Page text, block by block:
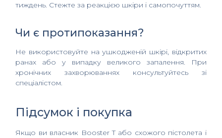
тиждень. Стежте за реакцією шкіри і самопочуттям.
Чи є протипоказання?
Не використовуйте на ушкодженій шкірі, відкритих
ранах або у випадку великого запалення. При
хронічних захворюваннях консультуйтесь зі
спеціалістом.
Підсумок і покупка
Якщо ви власник Booster T або схожого пістолета і